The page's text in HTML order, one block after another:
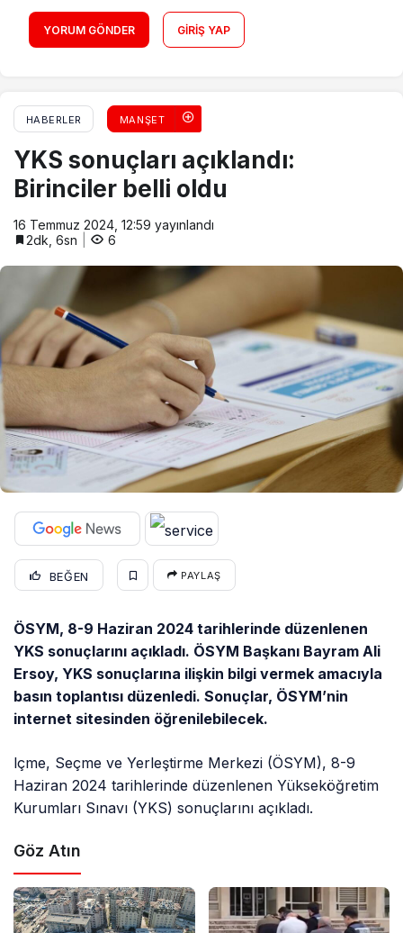
YORUM GÖNDER GIRIŞ YAP
HABERLER MANŞET
YKS sonuçları açıklandı:
Birinciler belli oldu
16 Temmuz 2024, 12:59 yayınlandı
2dk, 6sn
6
BEĞEN PAYLAŞ
ÖSYM, 8-9 Haziran 2024 tarihlerinde düzenlenen
YKS sonuçlarını açıkladı. ÖSYM Başkanı Bayram Ali
Ersoy, YKS sonuçlarına ilişkin bilgi vermek amacıyla
basın toplantısı düzenledi. Sonuçlar, ÖSYM’nin
internet sitesinden öğrenilebilecek.
lçme, Seçme ve Yerleştirme Merkezi (ÖSYM), 8-9
Haziran 2024 tarihlerinde düzenlenen Yükseköğretim
Kurumları Sınavı (YKS) sonuçlarını açıkladı.
Göz Atın